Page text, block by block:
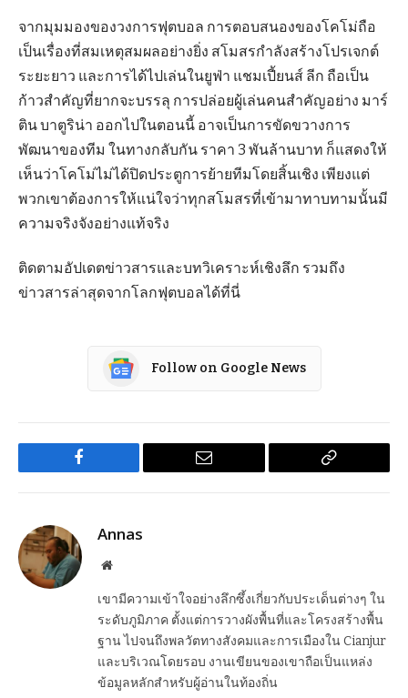
จากมุมมองของวงการฟุตบอล การตอบสนองของโคโม่ถือ
เป็นเรื่องที่สมเหตุสมผลอย่างยิ่ง สโมสรกำลังสร้างโปรเจกต์
ระยะยาว และการได้ไปเล่นในยูฟ่า แชมเปี้ยนส์ ลีก ถือเป็น
ก้าวสำคัญที่ยากจะบรรลุ การปล่อยผู้เล่นคนสำคัญอย่าง มาร์
ติน บาตูริน่า ออกไปในตอนนี้ อาจเป็นการขัดขวางการ
พัฒนาของทีม ในทางกลับกัน ราคา 3 พันล้านบาท ก็แสดงให้
เห็นว่าโคโม่ไม่ได้ปิดประตูการย้ายทีมโดยสิ้นเชิง เพียงแต่
พวกเขาต้องการให้แน่ใจว่าทุกสโมสรที่เข้ามาทาบทามนั้นมี
ความจริงจังอย่างแท้จริง
ติดตามอัปเดตข่าวสารและบทวิเคราะห์เชิงลึก รวมถึง
ข่าวสารล่าสุดจากโลกฟุตบอลได้ที่นี่
Follow on Google News
Facebook Email
Copy
Annas
Website
เขามีความเข้าใจอย่างลึกซึ้งเกี่ยวกับประเด็นต่างๆ ใน
ระดับภูมิภาค ตั้งแต่การวางผังพื้นที่และโครงสร้างพื้น
ฐาน ไปจนถึงพลวัตทางสังคมและการเมืองใน Cianjur
และบริเวณโดยรอบ งานเขียนของเขาถือเป็นแหล่ง
ข้อมูลหลักสำหรับผู้อ่านในท้องถิ่น